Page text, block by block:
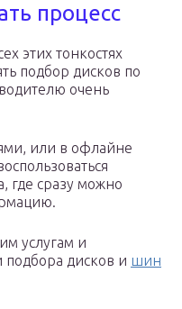
процесс
этих тонкостях
подбор дисков по
очень
или в офлайне
где сразу можно
услугам и
подбора дисков и шин